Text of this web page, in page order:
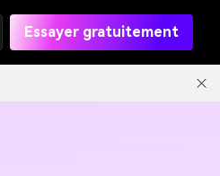
Essayer gratuitement